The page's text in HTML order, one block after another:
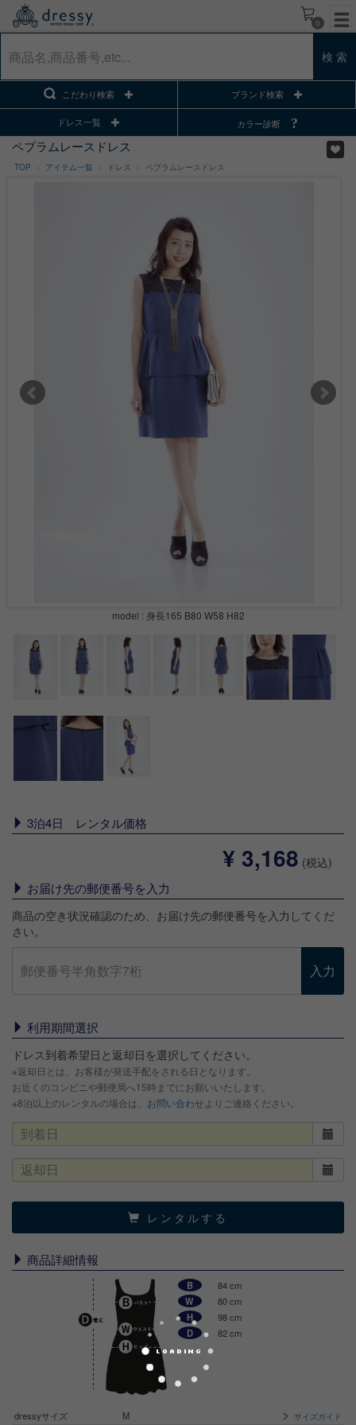
0
検 索
こだわり検索 ブランド検索
ドレス一覧 カラー診断
ペプラムレースドレス
TOP アイテム一覧 ドレス ペプラムレースドレス
model : 身長165 B80 W58 H82
3泊4日 レンタル価格
¥ 3,168 (税込)
お届け先の郵便番号を入力
商品の空き状況確認のため、お届け先の郵便番号を入力してくだ
さい。
入力
利用期間選択
ドレス到着希望日と返却日を選択してください。
※返却日とは、お客様が発送手配をされる日となります。
お近くのコンビニや郵便局へ15時までにお願いいたします。
※8泊以上のレンタルの場合は、 お問い合わせ よりご連絡ください。
レンタルする
商品詳細情報
B
84 cm
W
80 cm
H
98 cm
D
82 cm
dressyサイズ M サイズガイド